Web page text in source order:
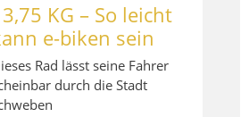
KG – So leicht
e-biken sein
Rad lässt seine Fahrer
durch die Stadt